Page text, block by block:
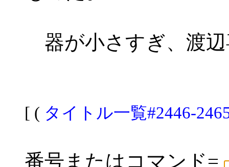
器が小さすぎ、渡辺
[ ( タイトル一覧#2446-
番号またはコマンド=